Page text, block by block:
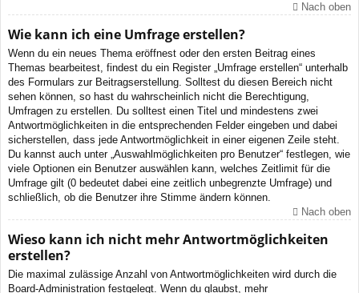
Nach oben
Wie kann ich eine Umfrage erstellen?
Wenn du ein neues Thema eröffnest oder den ersten Beitrag eines
Themas bearbeitest, findest du ein Register „Umfrage erstellen“ unterhalb
des Formulars zur Beitragserstellung. Solltest du diesen Bereich nicht
sehen können, so hast du wahrscheinlich nicht die Berechtigung,
Umfragen zu erstellen. Du solltest einen Titel und mindestens zwei
Antwortmöglichkeiten in die entsprechenden Felder eingeben und dabei
sicherstellen, dass jede Antwortmöglichkeit in einer eigenen Zeile steht.
Du kannst auch unter „Auswahlmöglichkeiten pro Benutzer“ festlegen, wie
viele Optionen ein Benutzer auswählen kann, welches Zeitlimit für die
Umfrage gilt (0 bedeutet dabei eine zeitlich unbegrenzte Umfrage) und
schließlich, ob die Benutzer ihre Stimme ändern können.
Nach oben
Wieso kann ich nicht mehr Antwortmöglichkeiten
erstellen?
Die maximal zulässige Anzahl von Antwortmöglichkeiten wird durch die
Board-Administration festgelegt. Wenn du glaubst, mehr